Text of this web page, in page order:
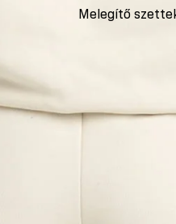
Melegítő